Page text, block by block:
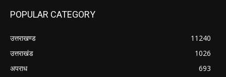
POPULAR CATEGORY
उत्तराखण्ड
11240
उत्तराखंड
1026
अपराध
693